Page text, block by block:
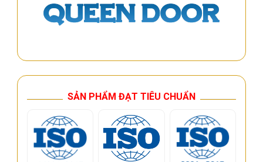
SẢN PHẨM ĐẠT TIÊU CHUẨN